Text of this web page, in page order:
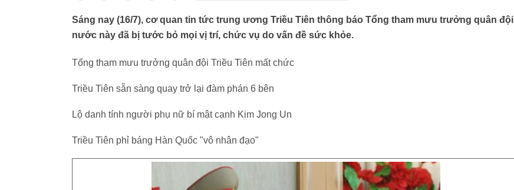
Sáng nay (16/7), cơ quan tin tức trung ương Triều Tiên thông báo Tổng tham mưu trưởng quân đội
nước này đã bị tước bỏ mọi vị trí, chức vụ do vấn đề sức khỏe.
Tổng tham mưu trưởng quân đội Triều Tiên mất chức
Triều Tiên sẵn sàng quay trở lại đàm phán 6 bên
Lộ danh tính người phụ nữ bí mật cạnh Kim Jong Un
Triều Tiên phỉ báng Hàn Quốc "vô nhân đạo"